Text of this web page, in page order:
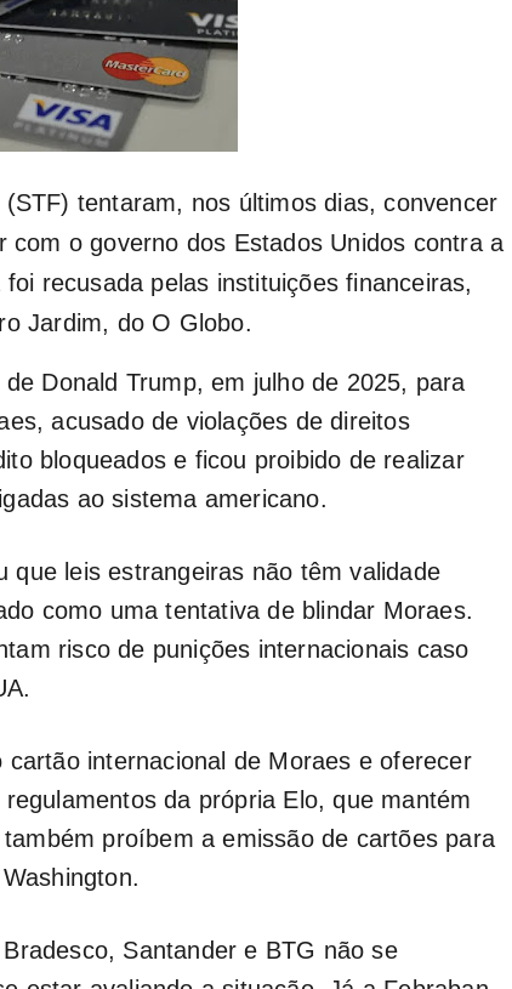
tentaram, nos últimos dias, convencer
o governo dos Estados Unidos contra a
recusada pelas instituições financeiras,
Jardim, do O Globo.
Donald Trump, em julho de 2025, para
acusado de violações de direitos
bloqueados e ficou proibido de realizar
ao sistema americano.
que leis estrangeiras não têm validade
como uma tentativa de blindar Moraes.
risco de punições internacionais caso
internacional de Moraes e oferecer
da própria Elo, que mantém
proíbem a emissão de cartões para
Santander e BTG não se